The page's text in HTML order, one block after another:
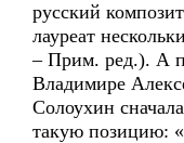
русский
лауреат
– Прим. ред.). А
Владимире
Солоухин
такую позицию: